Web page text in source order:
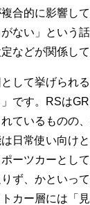
合的に影響し
ない」という
などが関係して
して挙げられ
です。RSは
ているものの
日常使い向け
ーツカーとし
ず、かといっ
カー層には「